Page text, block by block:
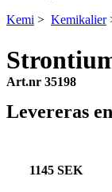
Kemi > Kemikalier
Art.nr 35198
Levereras
1145 SEK